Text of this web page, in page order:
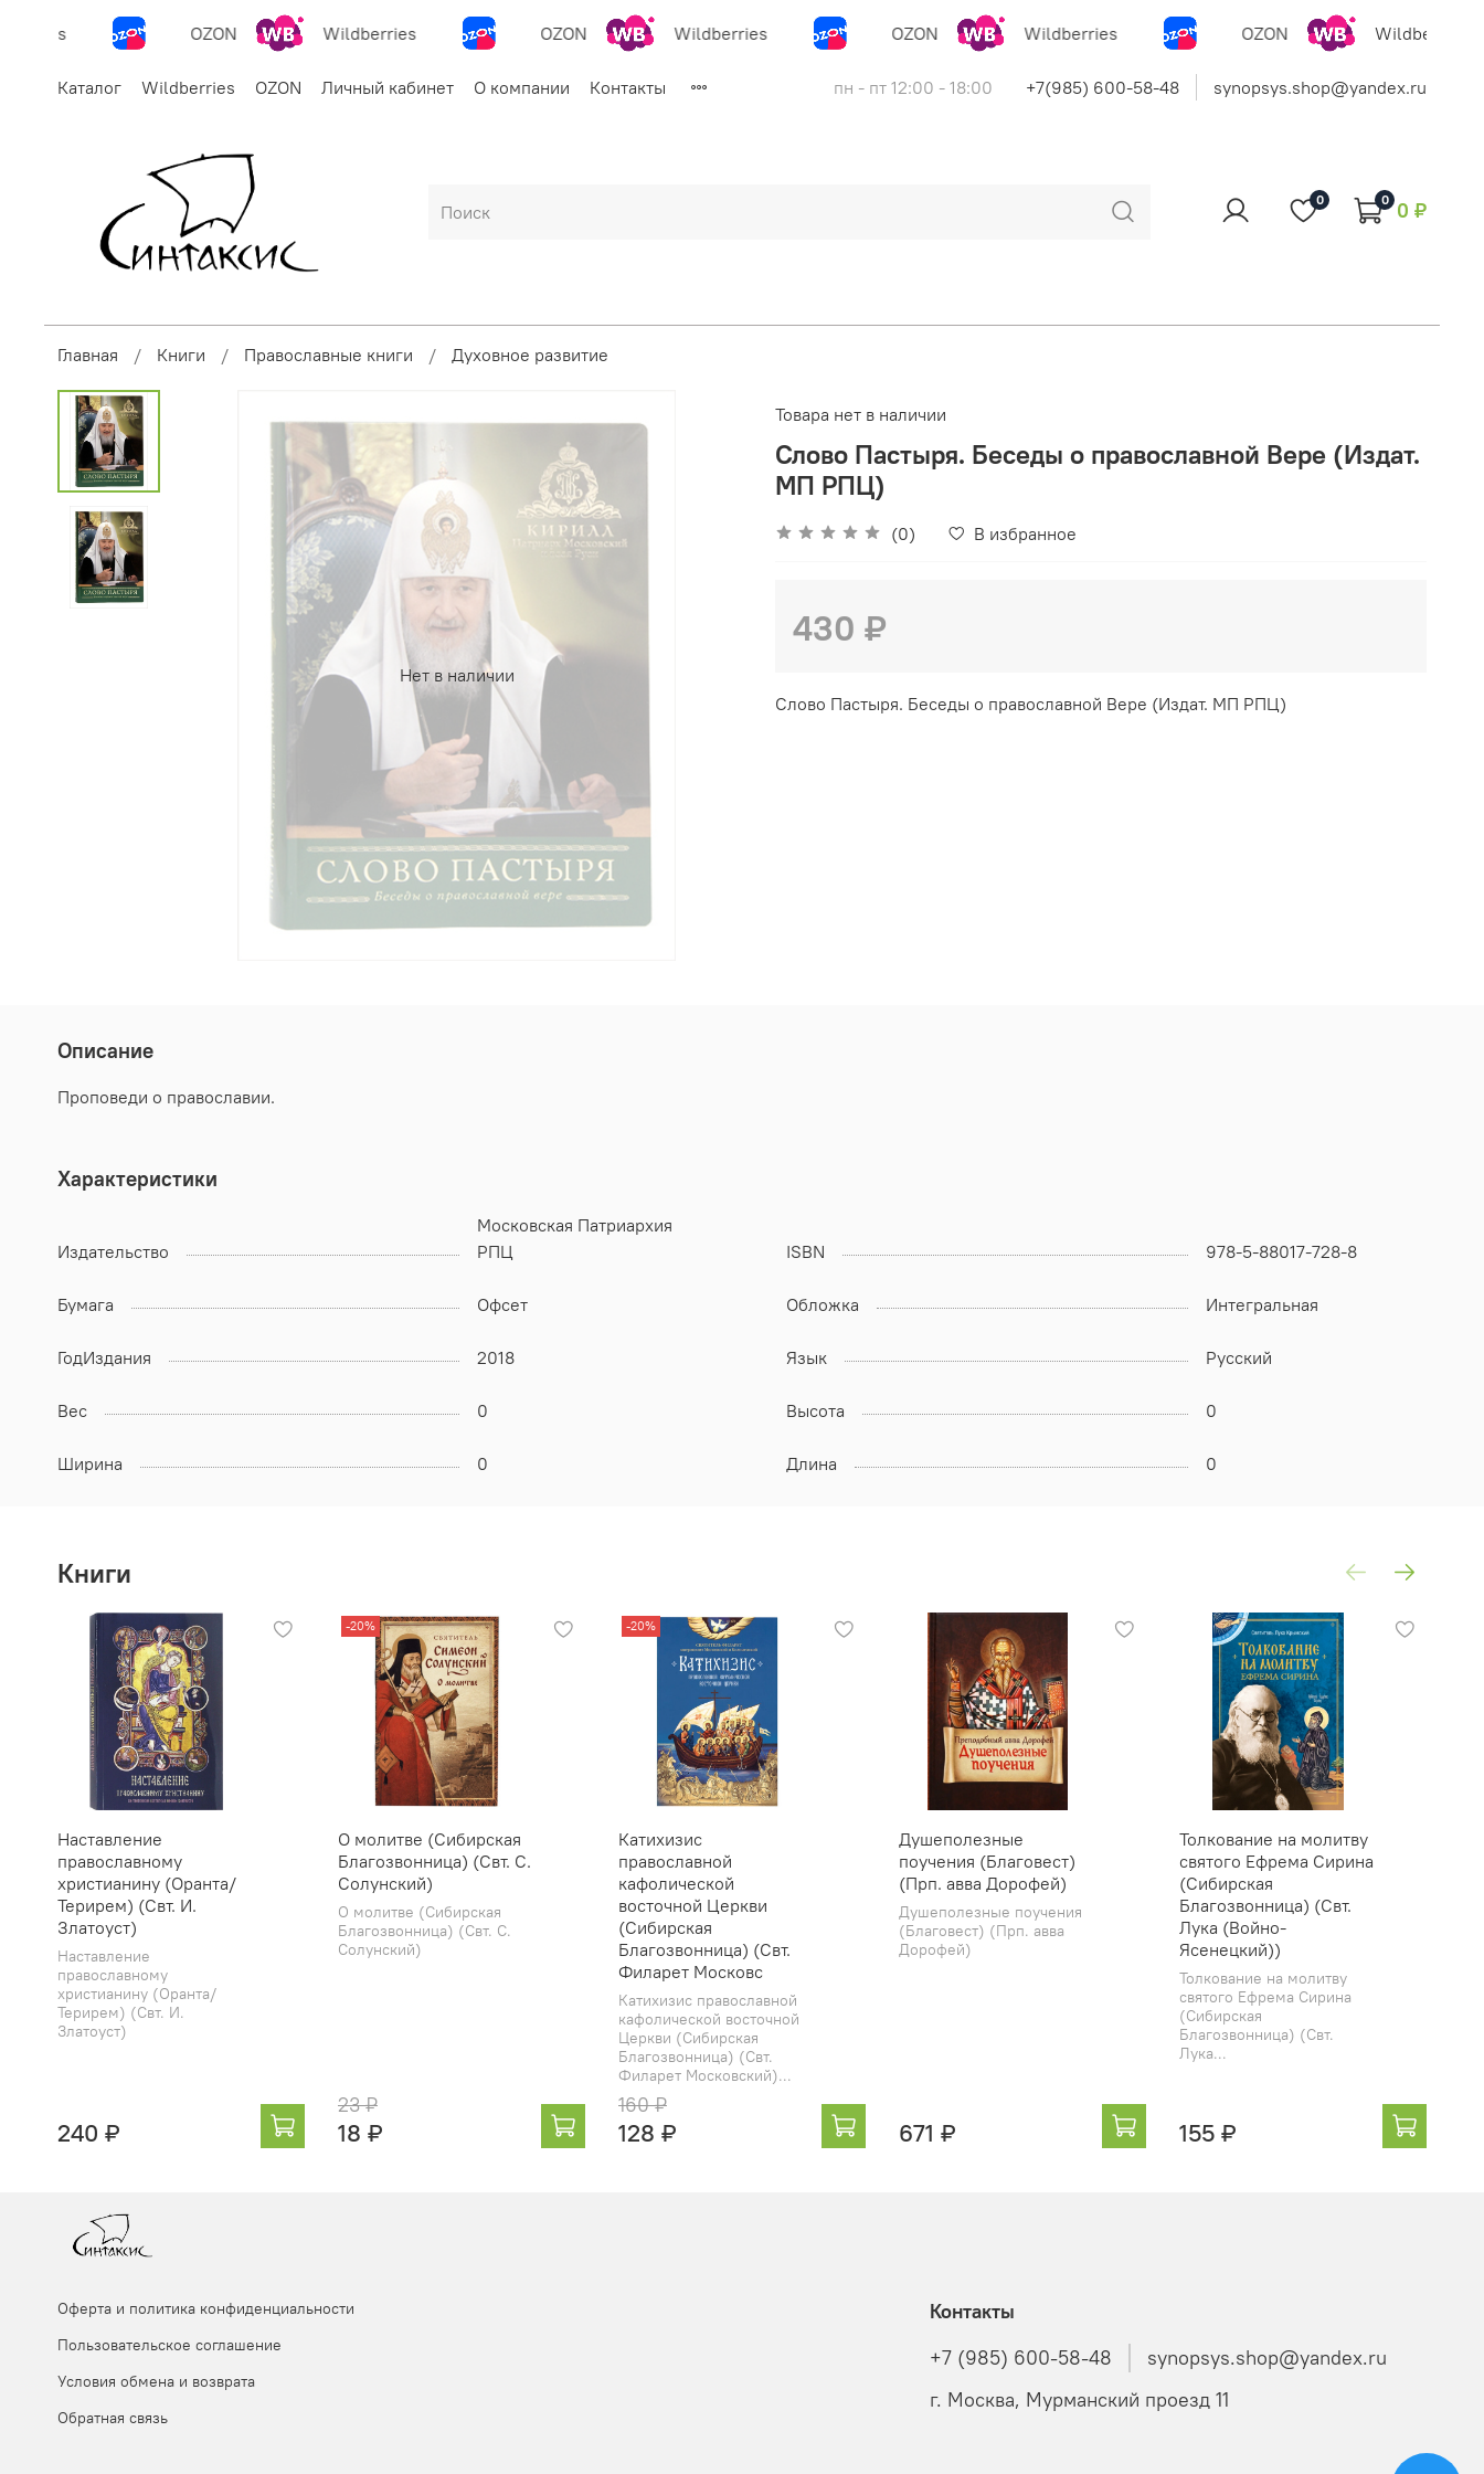
OZON Wildberries OZON Wildberries OZON Wildberries OZON Wildberries
Каталог Wildberries OZON Личный кабинет О компании Контакты пн - пт 12:00 - 18:00 +7(985) 600-58-48 synopsys.shop@yandex.ru
0 0 0 ₽
Главная Книги Православные книги Духовное развитие
Нет в наличии
Товара нет в наличии
Слово Пастыря. Беседы о православной Вере (Издат.
МП РПЦ)
(0) В избранное
430 ₽
Слово Пастыря. Беседы о православной Вере (Издат. МП РПЦ)
Описание
Проповеди о православии.
Характеристики
Издательство
Московская Патриархия
РПЦ
ISBN 978-5-88017-728-8
Бумага Офсет Обложка Интегральная
ГодИздания 2018 Язык Русский
Вес 0 Высота 0
Ширина 0 Длина 0
Книги
Наставление
православному
христианину (Оранта/
Терирем) (Свт. И.
Златоуст)
Наставление
православному
христианину (Оранта/
Терирем) (Свт. И.
Златоуст)
240 ₽
-20%
О молитве (Сибирская
Благозвонница) (Свт. С.
Солунский)
О молитве (Сибирская
Благозвонница) (Свт. С.
Солунский)
23 ₽
18 ₽
-20%
Катихизис
православной
кафолической
восточной Церкви
(Сибирская
Благозвонница) (Свт.
Филарет Московс
Катихизис православной
кафолической восточной
Церкви (Сибирская
Благозвонница) (Свт.
Филарет Московский)...
160 ₽
128 ₽
Душеполезные
поучения (Благовест)
(Прп. авва Дорофей)
Душеполезные поучения
(Благовест) (Прп. авва
Дорофей)
671 ₽
Толкование на молитву
святого Ефрема Сирина
(Сибирская
Благозвонница) (Свт.
Лука (Войно-
Ясенецкий))
Толкование на молитву
святого Ефрема Сирина
(Сибирская
Благозвонница) (Свт.
Лука...
155 ₽
Оферта и политика конфиденциальности
Пользовательское соглашение
Условия обмена и возврата
Обратная связь
Контакты
+7 (985) 600-58-48
synopsys.shop@yandex.ru
г. Москва, Мурманский проезд 11